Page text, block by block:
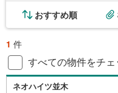
おすすめ順
1 件
すべての物件をチェ
ネオハイツ並木